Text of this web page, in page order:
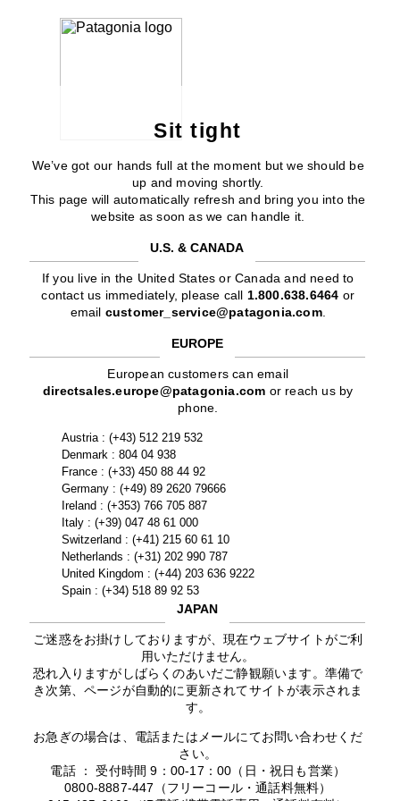
Sit tight
We’ve got our hands full at the moment but we should be
up and moving shortly.
This page will automatically refresh and bring you into the
website as soon as we can handle it.
U.S. & CANADA
If you live in the United States or Canada and need to
contact us immediately, please call 1.800.638.6464 or
email customer_service@patagonia.com.
EUROPE
European customers can email
directsales.europe@patagonia.com or reach us by
phone.
Austria : (+43) 512 219 532
Denmark : 804 04 938
France : (+33) 450 88 44 92
Germany : (+49) 89 2620 79666
Ireland : (+353) 766 705 887
Italy : (+39) 047 48 61 000
Switzerland : (+41) 215 60 61 10
Netherlands : (+31) 202 990 787
United Kingdom : (+44) 203 636 9222
Spain : (+34) 518 89 92 53
JAPAN
ご迷惑をお掛けしておりますが、現在ウェブサイトがご利
用いただけません。
恐れ入りますがしばらくのあいだご静観願います。準備で
き次第、ページが自動的に更新されてサイトが表示されま
す。
お急ぎの場合は、電話またはメールにてお問い合わせくだ
さい。
電話 ： 受付時間 9：00-17：00（日・祝日も営業）
0800-8887-447（フリーコール・通話料無料）